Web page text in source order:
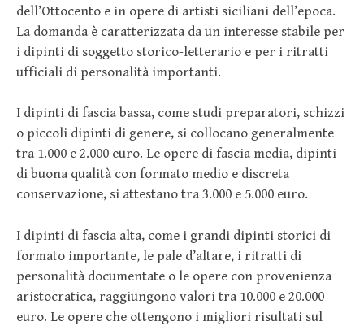
dell’Ottocento e in opere di artisti siciliani dell’epoca.
La domanda è caratterizzata da un interesse stabile per
i dipinti di soggetto storico-letterario e per i ritratti
ufficiali di personalità importanti.
I dipinti di fascia bassa, come studi preparatori, schizzi
o piccoli dipinti di genere, si collocano generalmente
tra 1.000 e 2.000 euro. Le opere di fascia media, dipinti
di buona qualità con formato medio e discreta
conservazione, si attestano tra 3.000 e 5.000 euro.
I dipinti di fascia alta, come i grandi dipinti storici di
formato importante, le pale d’altare, i ritratti di
personalità documentate o le opere con provenienza
aristocratica, raggiungono valori tra 10.000 e 20.000
euro. Le opere che ottengono i migliori risultati sul